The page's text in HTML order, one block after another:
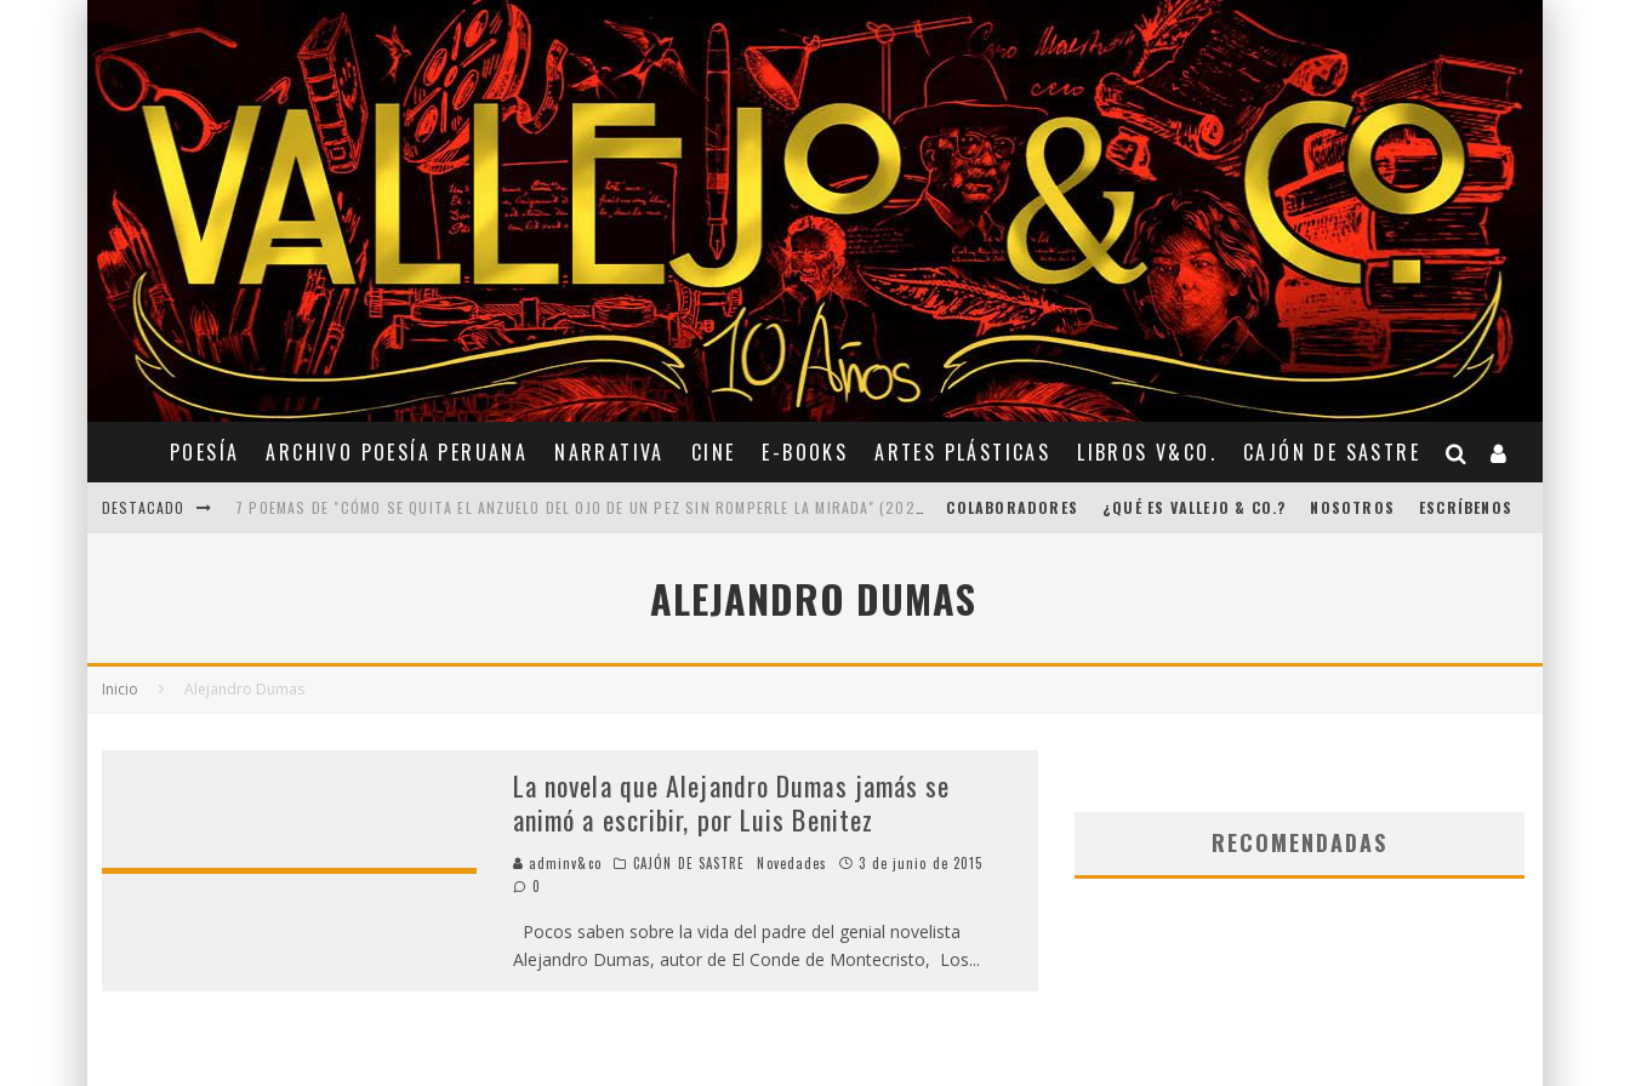
POESÍA ARCHIVO POESÍA PERUANA NARRATIVA CINE E-BOOKS ARTES PLÁSTICAS LIBROS V&CO. CAJÓN DE SASTRE
DESTACADO COLABORADORES ¿QUÉ ES VALLEJO & CO.? NOSOTROS ESCRÍBENOS
ALEJANDRO DUMAS
Inicio Alejandro Dumas
La novela que Alejandro Dumas jamás se
animó a escribir, por Luis Benitez
adminv&co CAJÓN DE SASTRE Novedades
3 de junio de 2015
0
Pocos saben sobre la vida del padre del genial novelista
Alejandro Dumas, autor de El Conde de Montecristo, Los...
RECOMENDADAS